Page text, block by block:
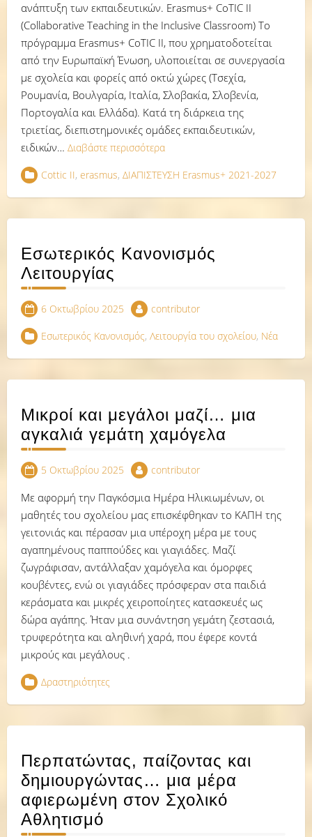
ανάπτυξη των εκπαιδευτικών. Erasmus+ CoTIC II
(Collaborative Teaching in the Inclusive Classroom) Το
πρόγραμμα Erasmus+ CoTIC II, που χρηματοδοτείται
από την Ευρωπαϊκή Ένωση, υλοποιείται σε συνεργασία
με σχολεία και φορείς από οκτώ χώρες (Τσεχία,
Ρουμανία, Βουλγαρία, Ιταλία, Σλοβακία, Σλοβενία,
Πορτογαλία και Ελλάδα). Κατά τη διάρκεια της
τριετίας, διεπιστημονικές ομάδες εκπαιδευτικών,
ειδικών… Διαβάστε περισσότερα
Cottic II, erasmus, ΔΙΑΠΙΣΤΕΥΣΗ Erasmus+ 2021-2027
Εσωτερικός Κανονισμός
Λειτουργίας
6 Οκτωβρίου 2025 contributor
Εσωτερικός Κανονισμός, Λειτουργία του σχολείου, Νέα
Μικροί και μεγάλοι μαζί… μια
αγκαλιά γεμάτη χαμόγελα
5 Οκτωβρίου 2025 contributor
Με αφορμή την Παγκόσμια Ημέρα Ηλικιωμένων, οι
μαθητές του σχολείου μας επισκέφθηκαν το ΚΑΠΗ της
γειτονιάς και πέρασαν μια υπέροχη μέρα με τους
αγαπημένους παππούδες και γιαγιάδες. Μαζί
ζωγράφισαν, αντάλλαξαν χαμόγελα και όμορφες
κουβέντες, ενώ οι γιαγιάδες πρόσφεραν στα παιδιά
κεράσματα και μικρές χειροποίητες κατασκευές ως
δώρα αγάπης. Ήταν μια συνάντηση γεμάτη ζεστασιά,
τρυφερότητα και αληθινή χαρά, που έφερε κοντά
μικρούς και μεγάλους .
Δραστηριότητες
Περπατώντας, παίζοντας και
δημιουργώντας… μια μέρα
αφιερωμένη στον Σχολικό
Αθλητισμό